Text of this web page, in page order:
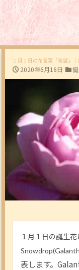
１月１日の花言葉「希望」
2020年6月16日
１月１日の誕生
Snowdrop
表します。